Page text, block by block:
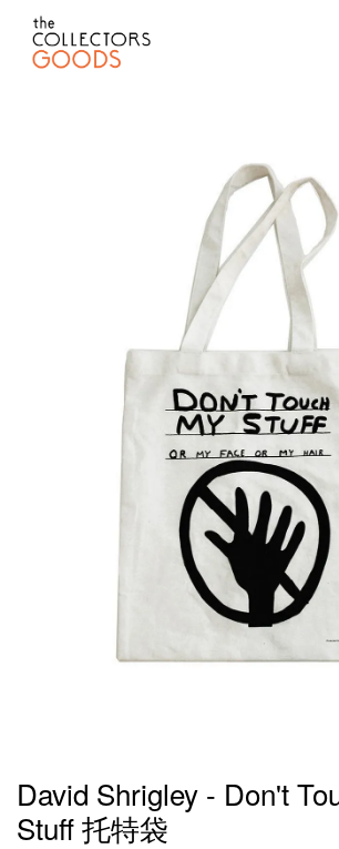
David Shrigley - Don't
Stuff 托特袋
繼續購物